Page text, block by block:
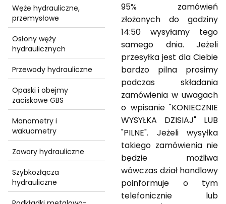
Węże hydrauliczne,
przemysłowe
Osłony węży
hydraulicznych
Przewody hydrauliczne
Opaski i obejmy
zaciskowe GBS
Manometry i
wakuometry
Zawory hydrauliczne
Szybkozłącza
hydrauliczne
95% zamówień
złożonych do godziny
14:50 wysyłamy tego
samego dnia. Jeżeli
przesyłka jest dla Ciebie
bardzo pilna prosimy
podczas składania
zamówienia w uwagach
o wpisanie "KONIECZNIE
WYSYŁKA DZISIAJ" LUB
"PILNE". Jeżeli wysyłka
takiego zamówienia nie
będzie możliwa
wówczas dział handlowy
poinformuje o tym
telefonicznie lub